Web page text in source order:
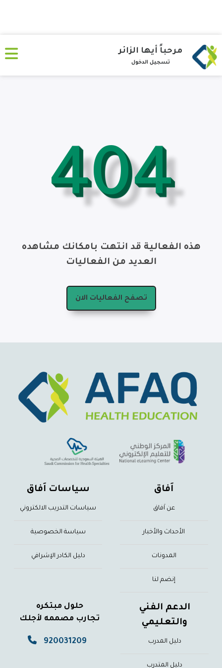
مرحباً أيها الزائر
تسجيل الدخول
404
هذه الفعالية قد انتهت بامكانك مشاهده
العديد من الفعاليات
تصفح الفعاليات الان
اَفاق
عن اَفاق
الأحداث والأخبار
المدونات
إنضم لنا
سياسات اَفاق
سياسات التدريب الالكتروني
سياسة الخصوصية
دليل الكادر الإشرافي
الدعم الفني
والتعليمي
دليل المدرب
دليل المتدرب
حلول مبتكره
تجارب مصممه لأجلك
920031209